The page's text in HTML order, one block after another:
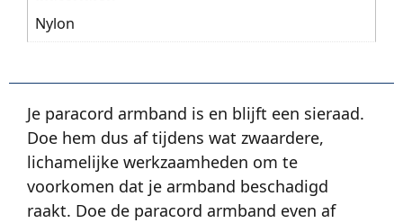
Nylon
Je paracord armband is en blijft een sieraad.
Doe hem dus af tijdens wat zwaardere,
lichamelijke werkzaamheden om te
voorkomen dat je armband beschadigd
raakt. Doe de paracord armband even af